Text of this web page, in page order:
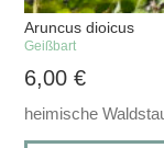
Aruncus dioicus
Geißbart
6,00€
heimische